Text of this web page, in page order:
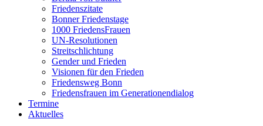
Friedenszitate
Bonner Friedenstage
1000 FriedensFrauen
UN-Resolutionen
Streitschlichtung
Gender und Frieden
Visionen für den Frieden
Friedensweg Bonn
Friedensfrauen im Generationendialog
Termine
Aktuelles